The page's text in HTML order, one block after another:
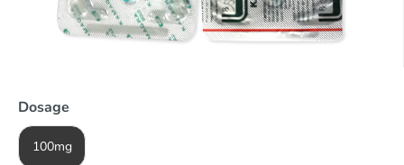
Dosage
100mg